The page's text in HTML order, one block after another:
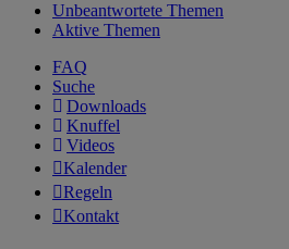
Unbeantwortete Themen
Aktive Themen
FAQ
Suche
Downloads
Knuffel
Videos
Kalender
Regeln
Kontakt